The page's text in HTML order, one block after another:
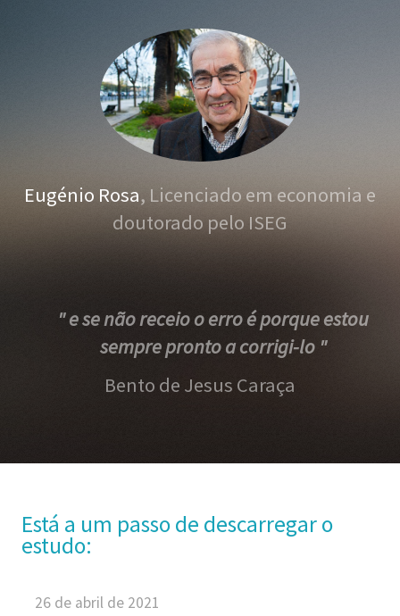
Eugénio Rosa, Licenciado em economia e
doutorado pelo ISEG
" e se não receio o erro é porque estou
sempre pronto a corrigi-lo "
Bento de Jesus Caraça
Está a um passo de descarregar o
estudo:
26 de abril de 2021